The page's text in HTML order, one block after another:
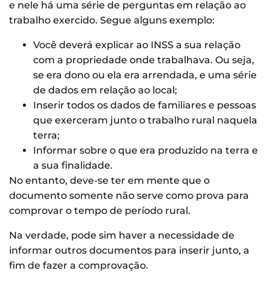
e nele há uma série de perguntas em relação ao
trabalho exercido. Segue alguns exemplo:
Você deverá explicar ao INSS a sua relação
com a propriedade onde trabalhava. Ou seja,
se era dono ou ela era arrendada, e uma série
de dados em relação ao local;
Inserir todos os dados de familiares e pessoas
que exerceram junto o trabalho rural naquela
terra;
Informar sobre o que era produzido na terra e
a sua finalidade.
No entanto, deve-se ter em mente que o
documento somente não serve como prova para
comprovar o tempo de período rural.
Na verdade, pode sim haver a necessidade de
informar outros documentos para inserir junto, a
fim de fazer a comprovação.